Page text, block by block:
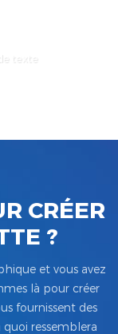
texte
CRÉER
?
et vous avez
là pour créer
fournissent des
ressemblera